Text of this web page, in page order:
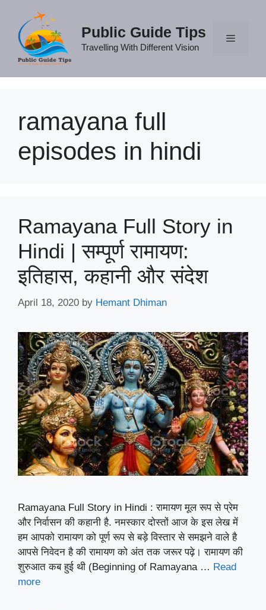
content
Public Guide Tips
Travelling With Different Vision
ramayana full
episodes in hindi
Ramayana Full Story in
Hindi | सम्पूर्ण रामायण:
इतिहास, कहानी और संदेश
April 18, 2020 by Hemant Dhiman
Ramayana Full Story in Hindi : रामायण मूल रूप से प्रेम
और निर्वासन की कहानी है. नमस्कार दोस्तों आज के इस लेख में
हम आपको रामायण को पूर्ण रूप से बड़े विस्तार से समझने वाले है
आपसे निवेदन है की रामायण को अंत तक जरूर पढ़े। रामायण की
शुरुआत कब हुई थी (Beginning of Ramayana … Read
more